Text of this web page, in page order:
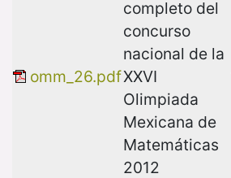
omm_26.pdf
completo del
concurso
nacional de la
XXVI
Olimpiada
Mexicana de
Matemáticas
2012